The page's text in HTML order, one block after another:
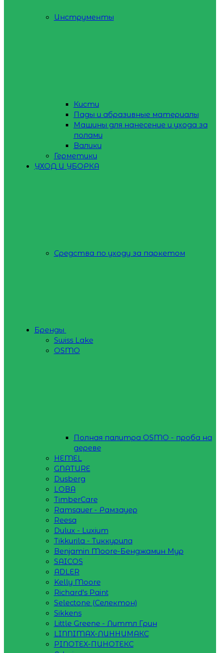
Инструменты
Кисти
Пады и абразивные материалы
Машины для нанесение и ухода за
полами
Валики
Герметики
УХОД И УБОРКА
Средства по уходу за паркетом
Бренды
Swiss Lake
OSMO
Полная палитра OSMO - проба на
дереве
HEMEL
GNATURE
Dusberg
LOBA
TimberCare
Ramsauer - Рамзауер
Reesa
Dulux - Luxium
Tikkurila - Тиккурила
Benjamin Moore-Бенджамин Мур
SAICOS
ADLER
Kelly Moore
Richard's Paint
Selectone (Селектон)
Sikkens
Little Greene - Литтл Грин
LINNIMAX-ЛИННИМАКС
PINOTEX-ПИНОТЕКС